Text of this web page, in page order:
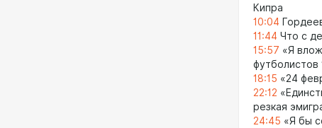
Кипра
10:04
11:44 Что с
15:57 «Я
футболистов
18:15 «24
22:12
резкая
24:45 «Я бы